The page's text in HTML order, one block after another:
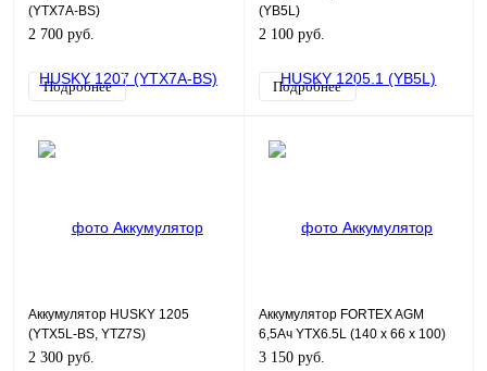
(YTX7A-BS)
2 700 руб.
Подробнее
(YB5L)
2 100 руб.
Подробнее
Аккумулятор HUSKY 1205
(YTX5L-BS, YTZ7S)
2 300 руб.
Аккумулятор FORTEX AGM
6,5Ач YTX6.5L (140 х 66 х 100)
3 150 руб.